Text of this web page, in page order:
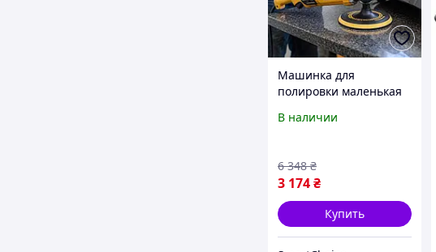
Машинка для
полировки маленькая
Профессиональные
Электрическая
машинка для
полировки, ZLT
В наличии
3 174₴
6 348 ₴
Купить